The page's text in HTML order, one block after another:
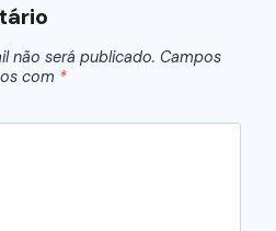
não será publicado. Campos
com *